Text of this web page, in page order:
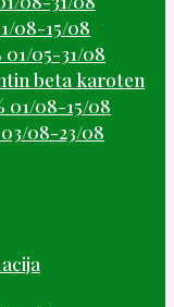
08-15/08
05-31/08
beta karoten
01/08-15/08
08-23/08